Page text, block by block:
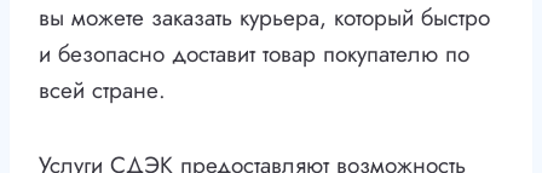
вы можете заказать курьера, который быстро
и безопасно доставит товар покупателю по
всей стране.
Услуги СДЭК предоставляют возможность